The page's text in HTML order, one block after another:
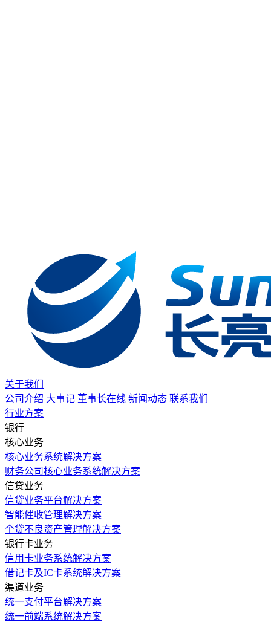
关于我们
公司介绍 大事记 董事长在线 新闻动态 联系我们
行业方案
银行
核心业务
核心业务系统解决方案
财务公司核心业务系统解决方案
信贷业务
信贷业务平台解决方案
智能催收管理解决方案
个贷不良资产管理解决方案
银行卡业务
信用卡业务系统解决方案
借记卡及IC卡系统解决方案
渠道业务
统一支付平台解决方案
统一前端系统解决方案